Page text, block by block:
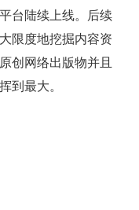
台陆续上线。后续
限度地挖掘内容资
创网络出版物并且
到最大。